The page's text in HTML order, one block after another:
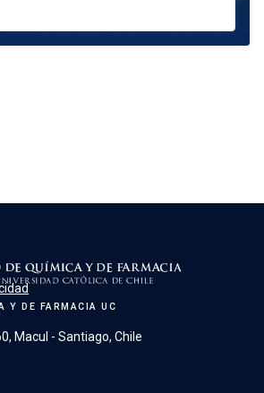
Y DE FARMACIA UC
Macul - Santiago, Chile